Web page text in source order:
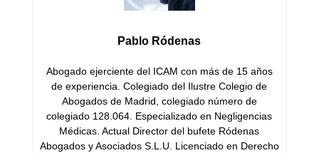
Pablo Ródenas
Abogado ejerciente del ICAM con más de 15 años
de experiencia. Colegiado del Ilustre Colegio de
Abogados de Madrid, colegiado número de
colegiado 128.064. Especializado en Negligencias
Médicas. Actual Director del bufete Ródenas
Abogados y Asociados S.L.U. Licenciado en Derecho